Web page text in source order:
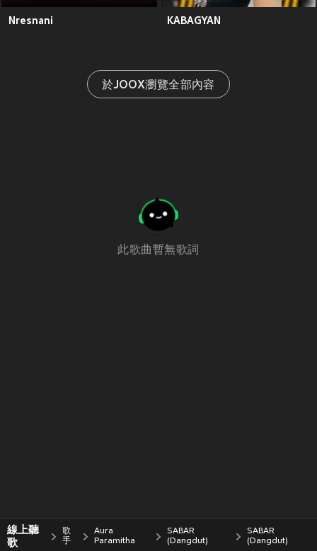
Nresnani KABAGYAN
於JOOX瀏覽全部內容
此歌曲暫無歌詞
線上聽
歌
歌
手
Aura
Paramitha
SABAR
(Dangdut)
SABAR
(Dangdut)